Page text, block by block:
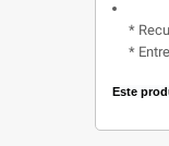
*
*
Este